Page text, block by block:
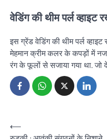
वेडिंग की थीम पर्ल व्हाइट
इस ग्रेंड वेडिंग की थीम पर्ल
मेहमान क्रीम कलर के कपड़ों में
रंग के फूलों से सजाया गया था.
Post
⟵